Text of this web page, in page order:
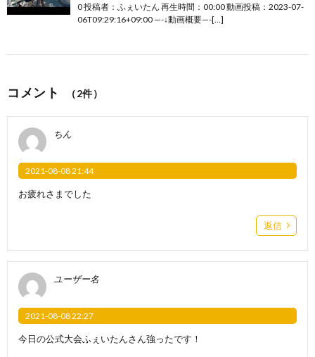
0 投稿者：ふぇいたん 再生時間：00:00 動画投稿：2023-07-
06T09:29:16+09:00 —-↓動画概要—-[…]
コメント （2件）
ちん
2021-08-08 21:44
お疲れさまでした
返信
ユーザー名
2021-08-08 22:27
今日の公式大会ふぇいたんさん強ったです！